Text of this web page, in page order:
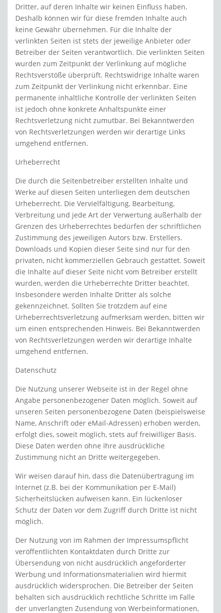
Dritter, auf deren Inhalte wir keinen Einfluss haben.
Deshalb können wir für diese fremden Inhalte auch
keine Gewähr übernehmen. Für die Inhalte der
verlinkten Seiten ist stets der jeweilige Anbieter oder
Betreiber der Seiten verantwortlich. Die verlinkten Seiten
wurden zum Zeitpunkt der Verlinkung auf mögliche
Rechtsverstöße überprüft. Rechtswidrige Inhalte waren
zum Zeitpunkt der Verlinkung nicht erkennbar. Eine
permanente inhaltliche Kontrolle der verlinkten Seiten
ist jedoch ohne konkrete Anhaltspunkte einer
Rechtsverletzung nicht zumutbar. Bei Bekanntwerden
von Rechtsverletzungen werden wir derartige Links
umgehend entfernen.
Urheberrecht
Die durch die Seitenbetreiber erstellten Inhalte und
Werke auf diesen Seiten unterliegen dem deutschen
Urheberrecht. Die Vervielfältigung, Bearbeitung,
Verbreitung und jede Art der Verwertung außerhalb der
Grenzen des Urheberrechtes bedürfen der schriftlichen
Zustimmung des jeweiligen Autors bzw. Erstellers.
Downloads und Kopien dieser Seite sind nur für den
privaten, nicht kommerziellen Gebrauch gestattet. Soweit
die Inhalte auf dieser Seite nicht vom Betreiber erstellt
wurden, werden die Urheberrechte Dritter beachtet.
Insbesondere werden Inhalte Dritter als solche
gekennzeichnet. Sollten Sie trotzdem auf eine
Urheberrechtsverletzung aufmerksam werden, bitten wir
um einen entsprechenden Hinweis. Bei Bekanntwerden
von Rechtsverletzungen werden wir derartige Inhalte
umgehend entfernen.
Datenschutz
Die Nutzung unserer Webseite ist in der Regel ohne
Angabe personenbezogener Daten möglich. Soweit auf
unseren Seiten personenbezogene Daten (beispielsweise
Name, Anschrift oder eMail-Adressen) erhoben werden,
erfolgt dies, soweit möglich, stets auf freiwilliger Basis.
Diese Daten werden ohne Ihre ausdrückliche
Zustimmung nicht an Dritte weitergegeben.
Wir weisen darauf hin, dass die Datenübertragung im
Internet (z.B. bei der Kommunikation per E-Mail)
Sicherheitslücken aufweisen kann. Ein lückenloser
Schutz der Daten vor dem Zugriff durch Dritte ist nicht
möglich.
Der Nutzung von im Rahmen der Impressumspflicht
veröffentlichten Kontaktdaten durch Dritte zur
Übersendung von nicht ausdrücklich angeforderter
Werbung und Informationsmaterialien wird hiermit
ausdrücklich widersprochen. Die Betreiber der Seiten
behalten sich ausdrücklich rechtliche Schritte im Falle
der unverlangten Zusendung von Werbeinformationen,